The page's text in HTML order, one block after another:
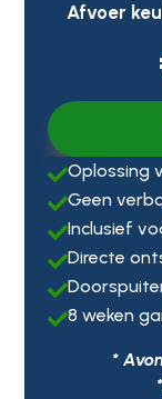
Afvoer
Oplossing
Geen
Inclusief
Directe

8 weken
*